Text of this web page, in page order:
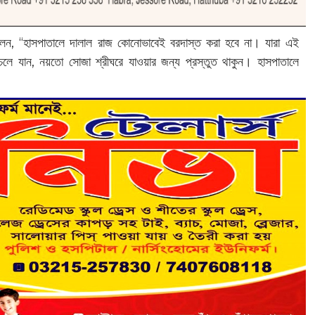
“হাসপাতালে দালাল রাজ কোনোভাবেই বরদাস্ত করা হবে না। যারা এই
যান, নয়তো সোজা শ্রীঘরে যাওয়ার জন্য প্রস্তুত থাকুন। হাসপাতালে